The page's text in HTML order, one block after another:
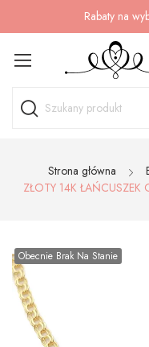
Rabaty na
Strona główna
ZŁOTY 14K
Obecnie Brak Na Stanie